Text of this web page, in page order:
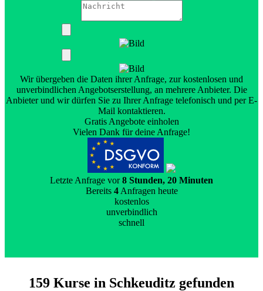
Wir übergeben die Daten ihrer Anfrage, zur kostenlosen und
unverbindlichen Angebotserstellung, an mehrere Anbieter. Die
Anbieter und wir dürfen Sie zu Ihrer Anfrage telefonisch und per E-
Mail kontaktieren.
Gratis Angebote einholen
Vielen Dank für deine Anfrage!
Letzte Anfrage vor8 Stunden, 20 Minuten
Bereits 4Anfragen heute
kostenlos
unverbindlich
schnell
159 Kurse in Schkeuditz gefunden